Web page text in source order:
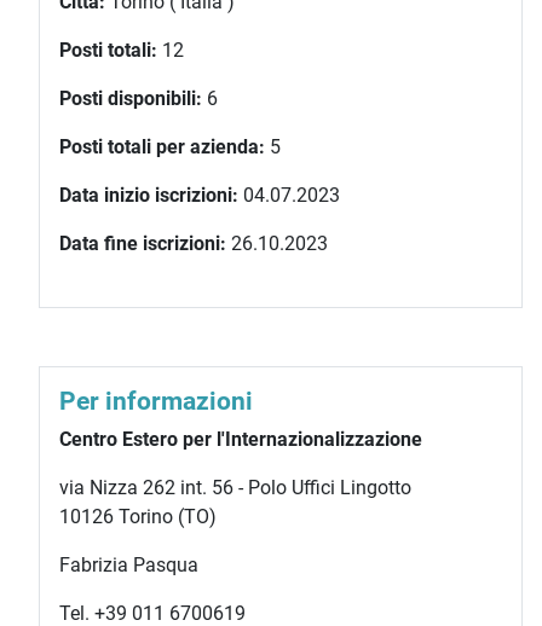
Posti totali: 12
Posti disponibili: 6
Posti totali per azienda: 5
Data inizio iscrizioni: 04.07.2023
Data fine iscrizioni: 26.10.2023
Per informazioni
Centro Estero per l'Internazionalizzazione
via Nizza 262 int. 56 - Polo Uffici Lingotto
10126 Torino (TO)
Fabrizia Pasqua
Tel. +39 011 6700619